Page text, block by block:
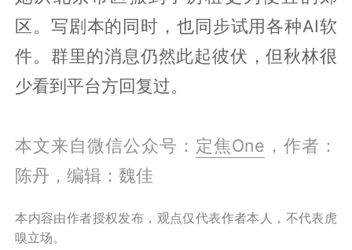
区。写剧本的同时，也同步试用各种AI软
件。群里的消息仍然此起彼伏，但秋林很
少看到平台方回复过。
本文来自微信公众号： 定焦One ，作者：
陈丹，编辑：魏佳
本内容由作者授权发布，观点仅代表作者本人，不代表虎
嗅立场。